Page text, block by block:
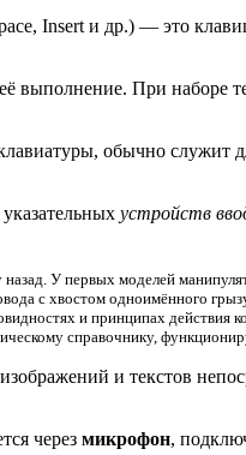
Insert и др.) — это
выполнение. При наборе
обычно служит
устройств
У первых моделей
с хвостом одноимённого
и принципах
справочнику,
и текстов
через микрофон,